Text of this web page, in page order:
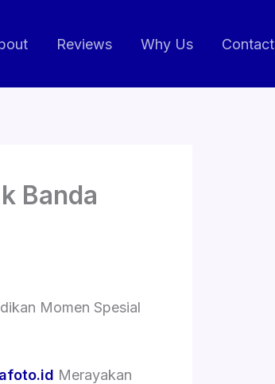
Reviews Why Us Contact
Banda
Momen Spesial
Merayakan